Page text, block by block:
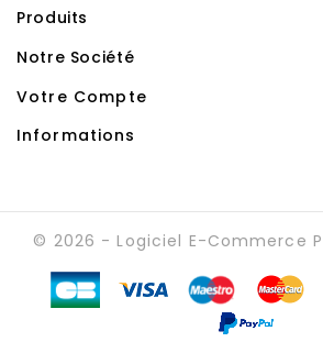
Produits
Notre Société
Votre Compte
Informations
© 2026 - Logiciel E-Commerce